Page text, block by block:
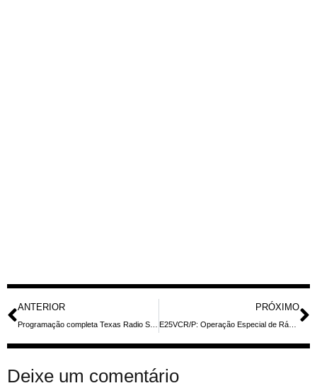
ANTERIOR
Programação completa Texas Radio Shortwave — horários de junho 2026, onde ver a grade e como ouvir as transmissões curtas‑ondas
PRÓXIMO
E25VCR/P: Operação Especial de Rádio DX em Chang Island (IOTA AS-125) em 14 de Maio de 2026
Deixe um comentário